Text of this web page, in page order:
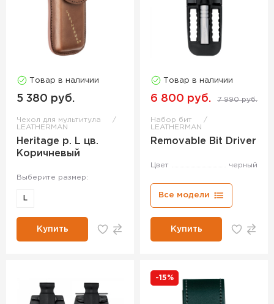
Товар в наличии
5 380 руб.
Чехол для мультитула
LEATHERMAN
Heritage р. L цв.
Коричневый
Выберите размер:
L
Купить
Товар в наличии
6 800 руб. 7 990 руб.
Набор бит
LEATHERMAN
Removable Bit Driver
Цвет черный
Все модели
Купить
-15%